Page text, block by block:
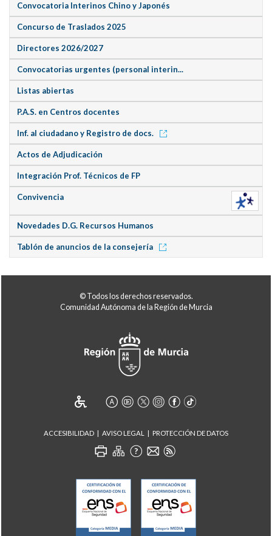
Convocatoria Interinos Chino y Japonés
Concurso de Traslados 2025
Directores 2026/2027
Convocatorias urgentes (personal interin...
Listas abiertas
P.A.S. en Centros docentes
Inf. al ciudadano y Registro de docs.
Actos de Adjudicación
Integración Prof. Técnicos de FP
Convivencia
Novedades D.G. Recursos Humanos
Tablón de anuncios de la consejería
© Todos los derechos reservados.
Comunidad Autónoma de la Región de Murcia
ACCESIBILIDAD AVISO LEGAL PROTECCIÓN DE DATOS